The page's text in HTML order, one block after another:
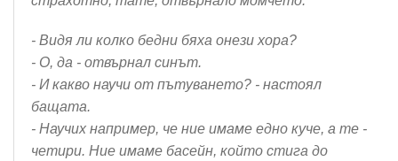
- Видя ли колко бедни бяха онези хора?
- О, да - отвърнал синът.
- И какво научи от пътуването? - настоял
бащата.
- Научих например, че ние имаме едно куче, а те -
четири. Ние имаме басейн, който стига до